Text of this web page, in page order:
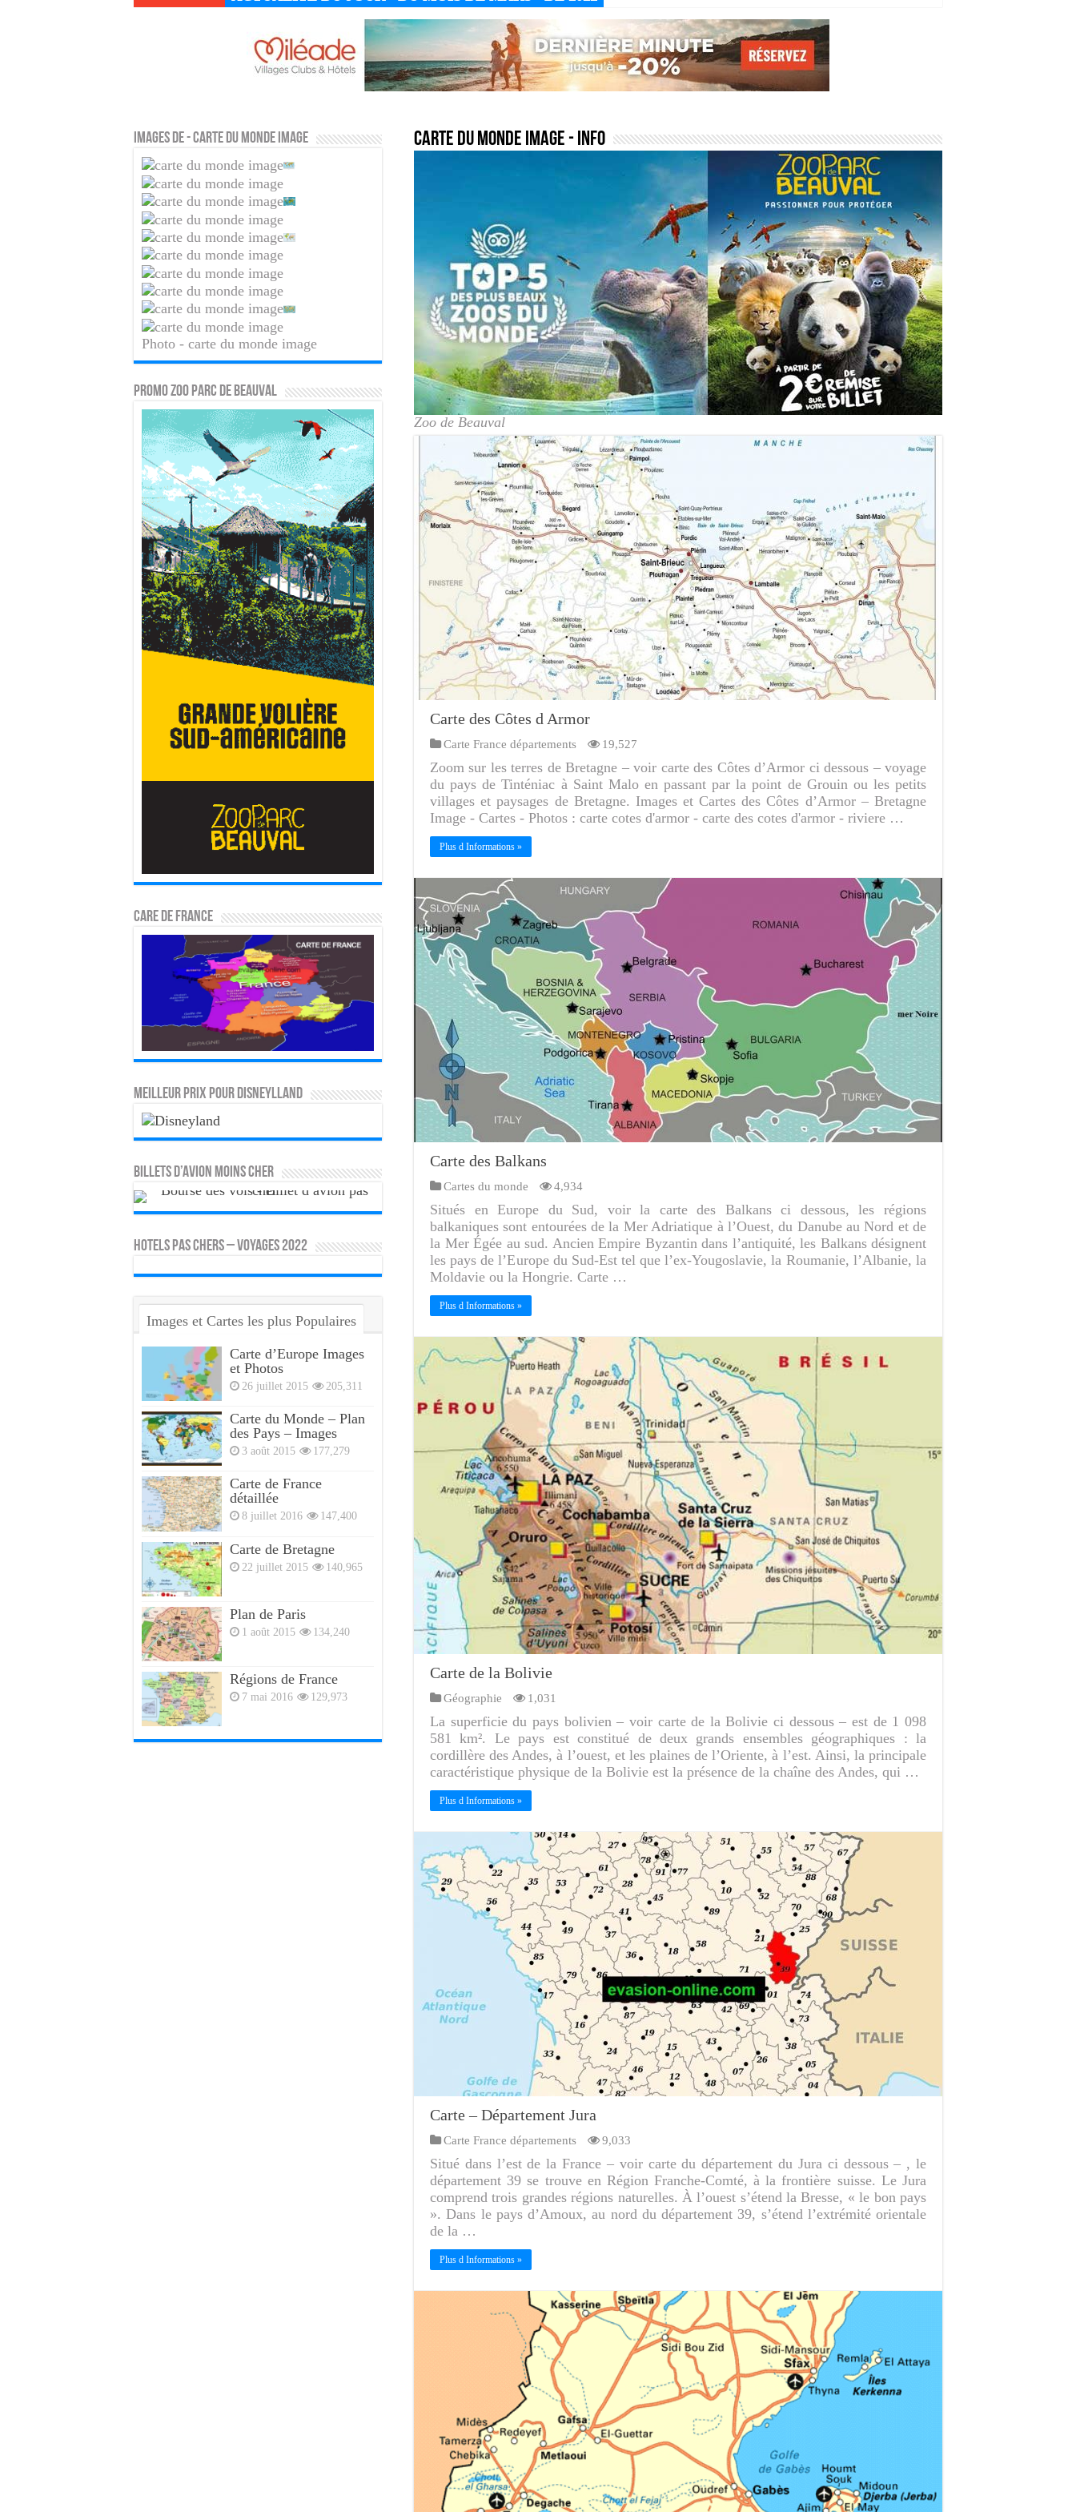
carte du monde image - Info
Zoo de Beauval
Carte des Côtes d Armor
Carte France départements 19,527
Zoom sur les terres de Bretagne – voir carte des Côtes d’Armor ci dessous – voyage
du pays de Tinténiac à Saint Malo en passant par la point de Grouin ou les petits
villages et paysages de Bretagne. Images et Cartes des Côtes d’Armor – Bretagne
Image - Cartes - Photos : carte cotes d'armor - carte des cotes d'armor - riviere …
Plus d Informations »
Carte des Balkans
Cartes du monde 4,934
Situés en Europe du Sud, voir la carte des Balkans ci dessous, les régions
balkaniques sont entourées de la Mer Adriatique à l’Ouest, du Danube au Nord et de
la Mer Égée au sud. Ancien Empire Byzantin dans l’antiquité, les Balkans désignent
les pays de l’Europe du Sud-Est tel que l’ex-Yougoslavie, la Roumanie, l’Albanie, la
Moldavie ou la Hongrie. Carte …
Plus d Informations »
Carte de la Bolivie
Géographie 1,031
La superficie du pays bolivien – voir carte de la Bolivie ci dessous – est de 1 098
581 km². Le pays est constitué de deux grands ensembles géographiques : la
cordillère des Andes, à l’ouest, et les plaines de l’Oriente, à l’est. Ainsi, la principale
caractéristique physique de la Bolivie est la présence de la chaîne des Andes, qui …
Plus d Informations »
Carte – Département Jura
Carte France départements 9,033
Situé dans l’est de la France – voir carte du département du Jura ci dessous – , le
département 39 se trouve en Région Franche-Comté, à la frontière suisse. Le Jura
comprend trois grandes régions naturelles. À l’ouest s’étend la Bresse, « le bon pays
». Dans le pays d’Amoux, au nord du département 39, s’étend l’extrémité orientale
de la …
Plus d Informations »
Images de - carte du monde image
Photo - carte du monde image
PROMO ZOO PARC DE BEAUVAL
CARE DE FRANCE
MEILLEUR PRIX POUR DISNEYLLAND
Billets d’avion moins cher
HOTELS PAS CHERS – VOYAGES 2022
Images et Cartes les plus Populaires
Carte d’Europe Images
et Photos
26 juillet 2015 205,311
Carte du Monde – Plan
des Pays – Images
3 août 2015 177,279
Carte de France
détaillée
8 juillet 2016 147,400
Carte de Bretagne
22 juillet 2015 140,965
Plan de Paris
1 août 2015 134,240
Régions de France
7 mai 2016 129,973